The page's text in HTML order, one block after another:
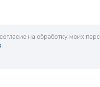
на обработку моих